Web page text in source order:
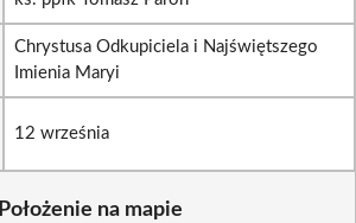
Chrystusa Odkupiciela i Najświętszego
Imienia Maryi
12 września
Położenie na mapie